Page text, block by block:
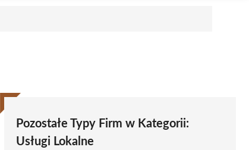
Pozostałe Typy Firm w Kategorii:
Usługi Lokalne